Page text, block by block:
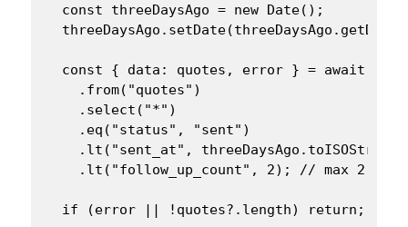
  const threeDaysAgo = new Date();
const { data: quotes, error } = await
    .from("quotes")
    .select("*")
    .eq("status", "sent")
.lt("sent_at",
.lt("follow_up_count", 2); // max 2
  if (error || !quotes?.length) return;